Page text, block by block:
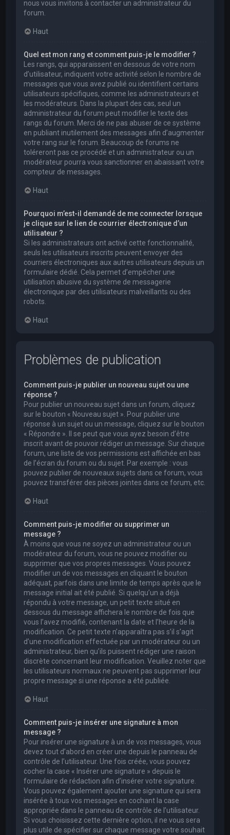
nous vous invitons à contacter un administrateur du
forum.
Haut
Quel est mon rang et comment puis-je le modifier ?
Les rangs, qui apparaissent en dessous de votre nom
d’utilisateur, indiquent votre activité selon le nombre de
messages que vous avez publié ou identifient certains
utilisateurs spécifiques, comme les administrateurs et
les modérateurs. Dans la plupart des cas, seul un
administrateur du forum peut modifier le texte des
rangs du forum. Merci de ne pas abuser de ce système
en publiant inutilement des messages afin d’augmenter
votre rang sur le forum. Beaucoup de forums ne
toléreront pas ce procédé et un administrateur ou un
modérateur pourra vous sanctionner en abaissant votre
compteur de messages.
Haut
Pourquoi m’est-il demandé de me connecter lorsque
je clique sur le lien de courrier électronique d’un
utilisateur ?
Si les administrateurs ont activé cette fonctionnalité,
seuls les utilisateurs inscrits peuvent envoyer des
courriers électroniques aux autres utilisateurs depuis un
formulaire dédié. Cela permet d’empêcher une
utilisation abusive du système de messagerie
électronique par des utilisateurs malveillants ou des
robots.
Haut
Problèmes de publication
Comment puis-je publier un nouveau sujet ou une
réponse ?
Pour publier un nouveau sujet dans un forum, cliquez
sur le bouton « Nouveau sujet ». Pour publier une
réponse à un sujet ou un message, cliquez sur le bouton
« Répondre ». Il se peut que vous ayez besoin d’être
inscrit avant de pouvoir rédiger un message. Sur chaque
forum, une liste de vos permissions est affichée en bas
de l’écran du forum ou du sujet. Par exemple : vous
pouvez publier de nouveaux sujets dans ce forum, vous
pouvez transférer des pièces jointes dans ce forum, etc.
Haut
Comment puis-je modifier ou supprimer un
message ?
À moins que vous ne soyez un administrateur ou un
modérateur du forum, vous ne pouvez modifier ou
supprimer que vos propres messages. Vous pouvez
modifier un de vos messages en cliquant le bouton
adéquat, parfois dans une limite de temps après que le
message initial ait été publié. Si quelqu’un a déjà
répondu à votre message, un petit texte situé en
dessous du message affichera le nombre de fois que
vous l’avez modifié, contenant la date et l’heure de la
modification. Ce petit texte n’apparaîtra pas s’il s’agit
d’une modification effectuée par un modérateur ou un
administrateur, bien qu’ils puissent rédiger une raison
discrète concernant leur modification. Veuillez noter que
les utilisateurs normaux ne peuvent pas supprimer leur
propre message si une réponse a été publiée.
Haut
Comment puis-je insérer une signature à mon
message ?
Pour insérer une signature à un de vos messages, vous
devez tout d’abord en créer une depuis le panneau de
contrôle de l’utilisateur. Une fois créée, vous pouvez
cocher la case « Insérer une signature » depuis le
formulaire de rédaction afin d’insérer votre signature.
Vous pouvez également ajouter une signature qui sera
insérée à tous vos messages en cochant la case
appropriée dans le panneau de contrôle de l’utilisateur.
Si vous choisissez cette dernière option, il ne vous sera
plus utile de spécifier sur chaque message votre souhait